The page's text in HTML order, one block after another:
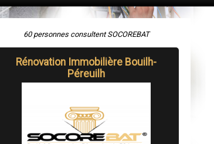
60 personnes consultent SOCOREBAT
Rénovation Immobilière Bouilh-
Péreuilh